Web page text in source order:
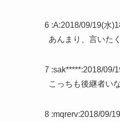
6 :A:2018/09/19(水
あんまり、言いた
7 :sak*****:2018/09/
こっちも後継者い
8 :mqrerv:2018/09/